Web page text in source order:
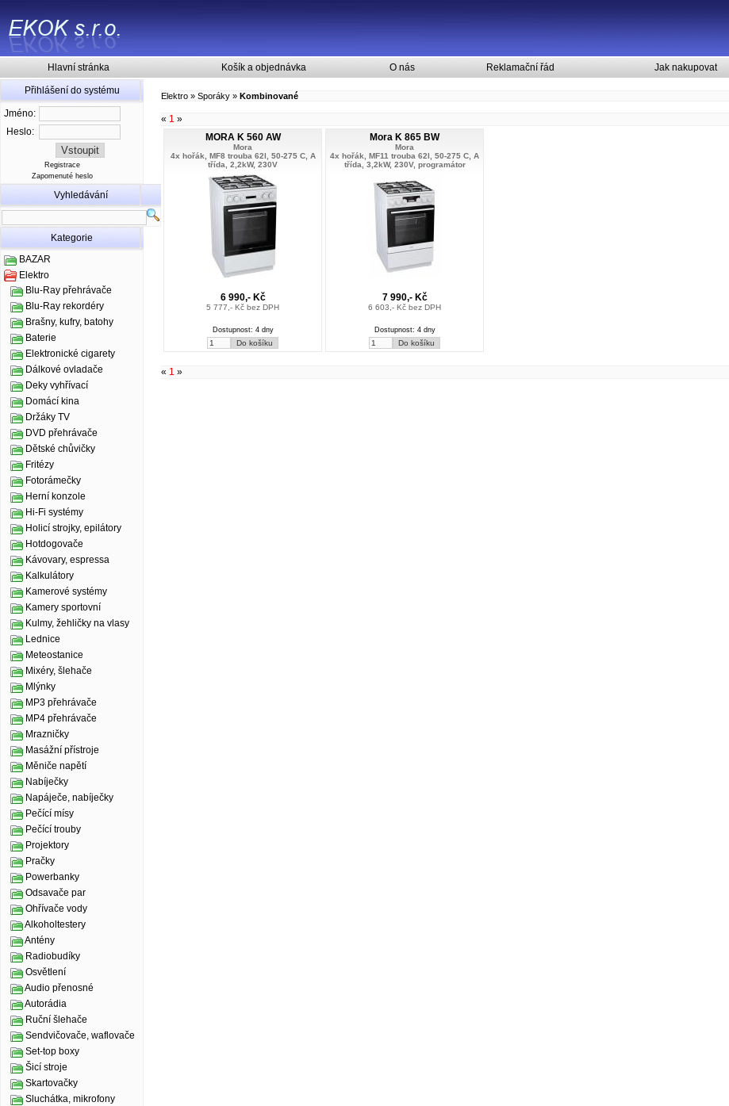
Hlavní stránka Košík a objednávka O nás Reklamační řád Jak nakupovat
Přihlášení do systému
Jméno:
Heslo:
Registrace
Zapomenuté heslo
Vyhledávání
Kategorie
BAZAR
Elektro
Blu-Ray přehrávače
Blu-Ray rekordéry
Brašny, kufry, batohy
Baterie
Elektronické cigarety
Dálkové ovladače
Deky vyhřívací
Domácí kina
Držáky TV
DVD přehrávače
Dětské chůvičky
Fritézy
Fotorámečky
Herní konzole
Hi-Fi systémy
Holicí strojky, epilátory
Hotdogovače
Kávovary, espressa
Kalkulátory
Kamerové systémy
Kamery sportovní
Kulmy, žehličky na vlasy
Lednice
Meteostanice
Mixéry, šlehače
Mlýnky
MP3 přehrávače
MP4 přehrávače
Mrazničky
Masážní přístroje
Měniče napětí
Nabíječky
Napáječe, nabíječky
Pečící mísy
Pečící trouby
Projektory
Pračky
Powerbanky
Odsavače par
Ohřívače vody
Alkoholtestery
Antény
Radiobudíky
Osvětlení
Audio přenosné
Autorádia
Ruční šlehače
Sendvičovače, waflovače
Set-top boxy
Šicí stroje
Skartovačky
Sluchátka, mikrofony
Elektro » Sporáky » Kombinované
« 1 »
MORA K 560 AW
Mora
4x hořák, MF8 trouba 62l, 50-275 C, A
třída, 2,2kW, 230V
6 990,- Kč
5 777,- Kč bez DPH
Dostupnost: 4 dny
Mora K 865 BW
Mora
4x hořák, MF11 trouba 62l, 50-275 C, A
třída, 3,2kW, 230V, programátor
7 990,- Kč
6 603,- Kč bez DPH
Dostupnost: 4 dny
« 1 »